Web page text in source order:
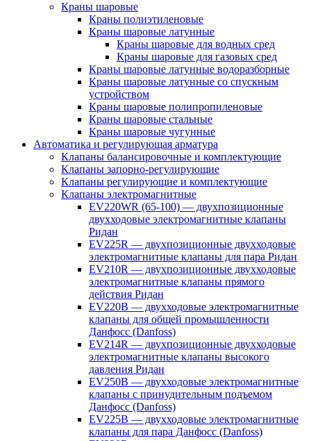
Краны шаровые
Краны полиэтиленовые
Краны шаровые латунные
Краны шаровые для водных сред
Краны шаровые для газовых сред
Краны шаровые латунные водоразборные
Краны шаровые латунные со спускным
устройством
Краны шаровые полипропиленовые
Краны шаровые стальные
Краны шаровые чугунные
Автоматика и регулирующая арматура
Клапаны балансировочные и комплектующие
Клапаны запорно-регулирующие
Клапаны регулирующие и комплектующие
Клапаны электромагнитные
EV220WR (65-100) — двухпозиционные
двухходовые электромагнитные клапаны
Ридан
EV225R — двухпозиционные двухходовые
электромагнитные клапаны для пара Ридан
EV210R — двухпозиционные двухходовые
электромагнитные клапаны прямого
действия Ридан
EV220B — двухходовые электромагнитные
клапаны для общей промышленности
Данфосс (Danfoss)
EV214R — двухпозиционные двухходовые
электромагнитные клапаны высокого
давления Ридан
EV250B — двухходовые электромагнитные
клапаны с принудительным подъемом
Данфосс (Danfoss)
EV225B — двухходовые электромагнитные
клапаны для пара Данфосс (Danfoss)